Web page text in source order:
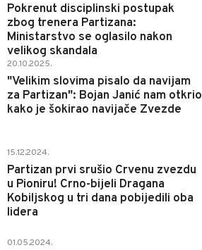
Pokrenut disciplinski postupak
zbog trenera Partizana:
Ministarstvo se oglasilo nakon
velikog skandala
20.10.2025.
"Velikim slovima pisalo da navijam
za Partizan": Bojan Janić nam otkrio
kako je šokirao navijače Zvezde
15.12.2024.
Partizan prvi srušio Crvenu zvezdu
u Pioniru! Crno-bijeli Dragana
Kobiljskog u tri dana pobijedili oba
lidera
01.05.2024.